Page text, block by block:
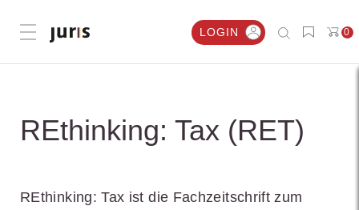
Menü öffnen LOGIN 0
REthinking: Tax (RET)
REthinking: Tax ist die Fachzeitschrift zum